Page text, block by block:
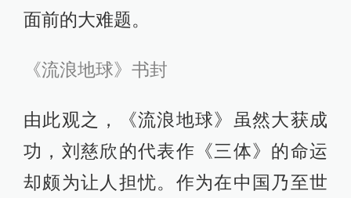
面前的大难题。
《流浪地球》书封
由此观之，《流浪地球》虽然大获成
功，刘慈欣的代表作《三体》的命运
却颇为让人担忧。作为在中国乃至世